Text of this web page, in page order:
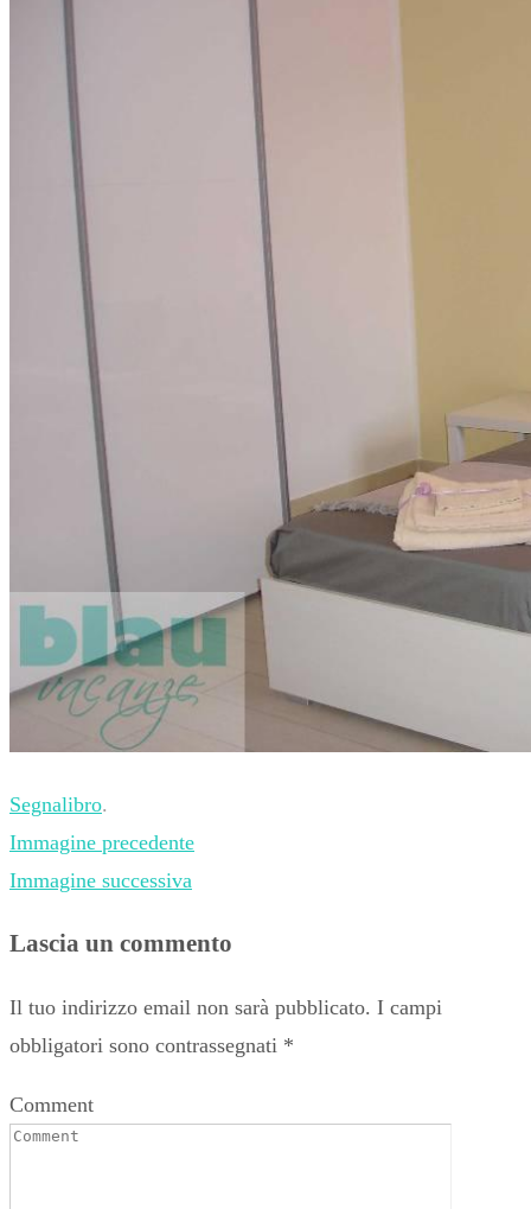
Segnalibro.
Immagine precedente
Immagine successiva
Lascia un commento
Il tuo indirizzo email non sarà pubblicato. I campi
obbligatori sono contrassegnati *
Comment